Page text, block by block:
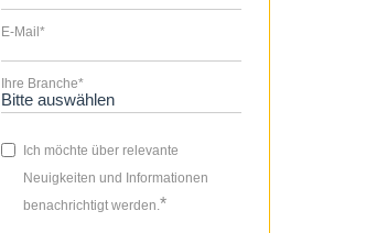
E-Mail*
Ihre Branche*
Ich möchte über relevante
Neuigkeiten und Informationen
benachrichtigt werden. *